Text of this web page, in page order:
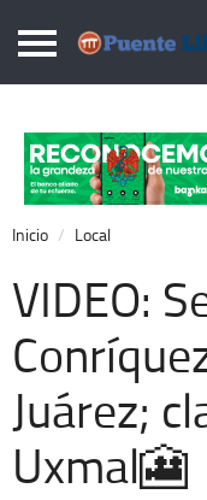
Puentelibre.mx
Local
Nacional
Opinión
Cronos
Economía
Espectáculos
Deportes
Extra +
Inicio Local
VIDEO:
Juárez;
Uxmal🎦